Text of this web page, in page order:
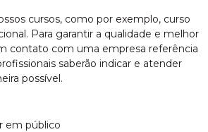
cursos, como por exemplo, curso
Para garantir a qualidade e melhor
contato com uma empresa referência
saberão indicar e atender
possível.
em público